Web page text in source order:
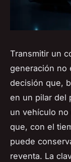
Transmitir un
generación no
decisión que,
en un pilar del
un vehículo
que, con el
puede
reventa. La